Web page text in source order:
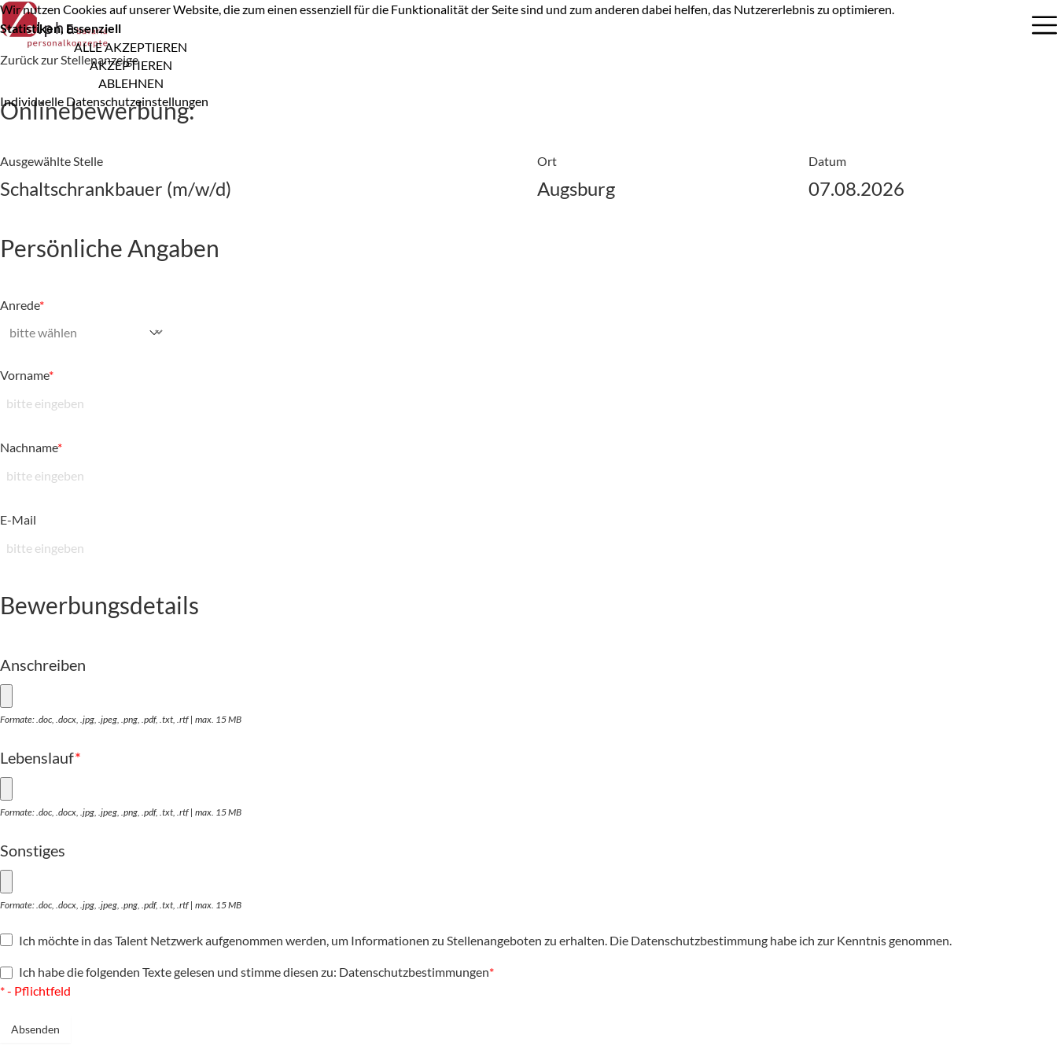
Zurück zur Stellenanzeige
Onlinebewerbung:
Ausgewählte Stelle
Schaltschrankbauer (m/w/d)
Ort
Augsburg
Datum
07.08.2026
Persönliche Angaben
Anrede*
Vorname*
Nachname*
E-Mail
Bewerbungsdetails
Anschreiben
Formate: .doc, .docx, .jpg, .jpeg, .png, .pdf, .txt, .rtf | max. 15 MB
Lebenslauf*
Formate: .doc, .docx, .jpg, .jpeg, .png, .pdf, .txt, .rtf | max. 15 MB
Sonstiges
Formate: .doc, .docx, .jpg, .jpeg, .png, .pdf, .txt, .rtf | max. 15 MB
Ich möchte in das Talent Netzwerk aufgenommen werden, um Informationen zu Stellenangeboten zu erhalten. Die Datenschutzbestimmung habe ich zur Kenntnis genommen.
*
Ich habe die folgenden Texte gelesen und stimme diesen zu: Datenschutzbestimmungen
* - Pflichtfeld
Absenden
Wir nutzen Cookies auf unserer Website, die zum einen essenziell für die Funktionalität der Seite sind und zum anderen dabei helfen, das Nutzererlebnis zu optimieren.
Statistiken, Essenziell
Individuelle Datenschutzeinstellungen
ABLEHNEN
ALLE AKZEPTIEREN
AKZEPTIEREN